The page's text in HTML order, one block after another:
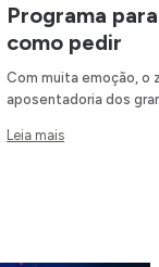
Programa
como pedir
Com muita emoção, o
aposentadoria dos
Leia mais